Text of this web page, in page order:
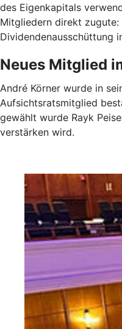
des Eigenkapitals
Mitgliedern direkt zugute:
Dividendenausschüttung
Neues Mitglied
André Körner wurde in
Aufsichtsratsmitglied
gewählt wurde Rayk
verstärken wird.